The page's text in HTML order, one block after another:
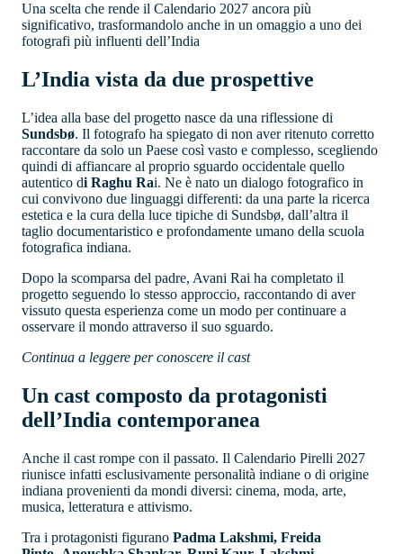
Una scelta che rende il Calendario 2027 ancora più
significativo, trasformandolo anche in un omaggio a uno dei
fotografi più influenti dell’India
L’India vista da due prospettive
L’idea alla base del progetto nasce da una riflessione di
Sundsbø. Il fotografo ha spiegato di non aver ritenuto corretto
raccontare da solo un Paese così vasto e complesso, scegliendo
quindi di affiancare al proprio sguardo occidentale quello
autentico di Raghu Rai. Ne è nato un dialogo fotografico in
cui convivono due linguaggi differenti: da una parte la ricerca
estetica e la cura della luce tipiche di Sundsbø, dall’altra il
taglio documentaristico e profondamente umano della scuola
fotografica indiana.
Dopo la scomparsa del padre, Avani Rai ha completato il
progetto seguendo lo stesso approccio, raccontando di aver
vissuto questa esperienza come un modo per continuare a
osservare il mondo attraverso il suo sguardo.
Continua a leggere per conoscere il cast
Un cast composto da protagonisti
dell’India contemporanea
Anche il cast rompe con il passato. Il Calendario Pirelli 2027
riunisce infatti esclusivamente personalità indiane o di origine
indiana provenienti da mondi diversi: cinema, moda, arte,
musica, letteratura e attivismo.
Tra i protagonisti figurano Padma Lakshmi, Freida